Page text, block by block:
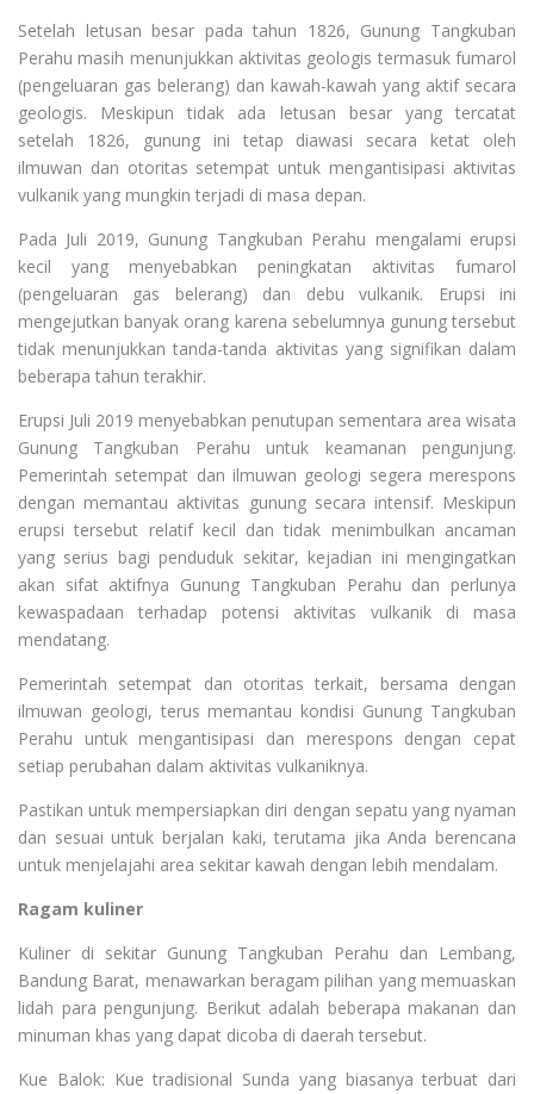
Setelah letusan besar pada tahun 1826, Gunung Tangkuban
Perahu masih menunjukkan aktivitas geologis termasuk fumarol
(pengeluaran gas belerang) dan kawah-kawah yang aktif secara
geologis. Meskipun tidak ada letusan besar yang tercatat
setelah 1826, gunung ini tetap diawasi secara ketat oleh
ilmuwan dan otoritas setempat untuk mengantisipasi aktivitas
vulkanik yang mungkin terjadi di masa depan.
Pada Juli 2019, Gunung Tangkuban Perahu mengalami erupsi
kecil yang menyebabkan peningkatan aktivitas fumarol
(pengeluaran gas belerang) dan debu vulkanik. Erupsi ini
mengejutkan banyak orang karena sebelumnya gunung tersebut
tidak menunjukkan tanda-tanda aktivitas yang signifikan dalam
beberapa tahun terakhir.
Erupsi Juli 2019 menyebabkan penutupan sementara area wisata
Gunung Tangkuban Perahu untuk keamanan pengunjung.
Pemerintah setempat dan ilmuwan geologi segera merespons
dengan memantau aktivitas gunung secara intensif. Meskipun
erupsi tersebut relatif kecil dan tidak menimbulkan ancaman
yang serius bagi penduduk sekitar, kejadian ini mengingatkan
akan sifat aktifnya Gunung Tangkuban Perahu dan perlunya
kewaspadaan terhadap potensi aktivitas vulkanik di masa
mendatang.
Pemerintah setempat dan otoritas terkait, bersama dengan
ilmuwan geologi, terus memantau kondisi Gunung Tangkuban
Perahu untuk mengantisipasi dan merespons dengan cepat
setiap perubahan dalam aktivitas vulkaniknya.
Pastikan untuk mempersiapkan diri dengan sepatu yang nyaman
dan sesuai untuk berjalan kaki, terutama jika Anda berencana
untuk menjelajahi area sekitar kawah dengan lebih mendalam.
Ragam kuliner
Kuliner di sekitar Gunung Tangkuban Perahu dan Lembang,
Bandung Barat, menawarkan beragam pilihan yang memuaskan
lidah para pengunjung. Berikut adalah beberapa makanan dan
minuman khas yang dapat dicoba di daerah tersebut.
Kue Balok: Kue tradisional Sunda yang biasanya terbuat dari